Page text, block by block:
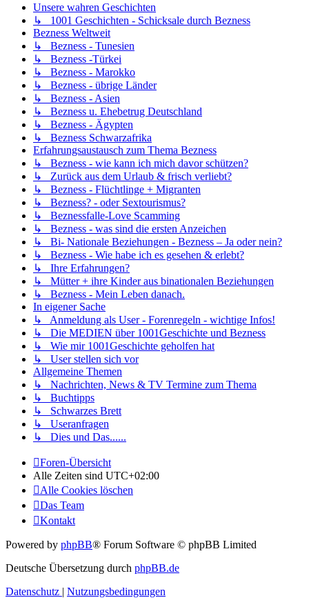
Unsere wahren Geschichten
↳ 1001 Geschichten - Schicksale durch Bezness
Bezness Weltweit
↳ Bezness - Tunesien
↳ Bezness -Türkei
↳ Bezness - Marokko
↳ Bezness - übrige Länder
↳ Bezness - Asien
↳ Bezness u. Ehebetrug Deutschland
↳ Bezness - Ägypten
↳ Bezness Schwarzafrika
Erfahrungsaustausch zum Thema Bezness
↳ Bezness - wie kann ich mich davor schützen?
↳ Zurück aus dem Urlaub & frisch verliebt?
↳ Bezness - Flüchtlinge + Migranten
↳ Bezness? - oder Sextourismus?
↳ Beznessfalle-Love Scamming
↳ Bezness - was sind die ersten Anzeichen
↳ Bi- Nationale Beziehungen - Bezness – Ja oder nein?
↳ Bezness - Wie habe ich es gesehen & erlebt?
↳ Ihre Erfahrungen?
↳ Mütter + ihre Kinder aus binationalen Beziehungen
↳ Bezness - Mein Leben danach.
In eigener Sache
↳ Anmeldung als User - Forenregeln - wichtige Infos!
↳ Die MEDIEN über 1001Geschichte und Bezness
↳ Wie mir 1001Geschichte geholfen hat
↳ User stellen sich vor
Allgemeine Themen
↳ Nachrichten, News & TV Termine zum Thema
↳ Buchtipps
↳ Schwarzes Brett
↳ Useranfragen
↳ Dies und Das......
Foren-Übersicht
Alle Zeiten sind UTC+02:00
Alle Cookies löschen
Das Team
Kontakt
Powered by phpBB® Forum Software © phpBB Limited
Deutsche Übersetzung durch phpBB.de
Datenschutz | Nutzungsbedingungen